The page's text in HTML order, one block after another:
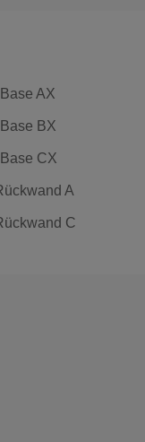
AX
BX
CX
A
C